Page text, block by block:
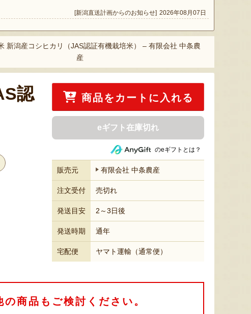
[新潟直送計画からのお知らせ] 2026年08月07日
新潟産コシヒカリ（JAS認証有機栽培米） – 有限会社 中条農
産
認
商品をカートに入れる
eギフト在庫切れ
のeギフトとは？
販売元 有限会社 中条農産
注文受付 売切れ
発送目安 2～3日後
発送時期 通年
宅配便 ヤマト運輸（通常便）
商品もご検討ください。